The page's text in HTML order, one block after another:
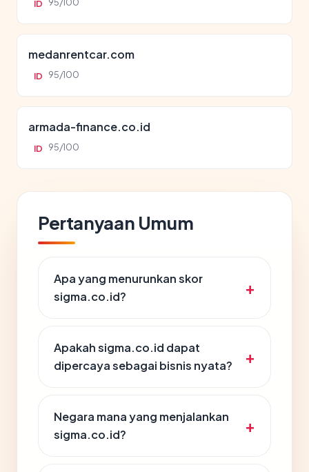
ID
medanrentcar.com
ID 95/100
armada-finance.co.id
ID 95/100
Pertanyaan Umum
Apa yang menurunkan skor
sigma.co.id?
Apakah sigma.co.id dapat
dipercaya sebagai bisnis nyata?
Negara mana yang menjalankan
sigma.co.id?